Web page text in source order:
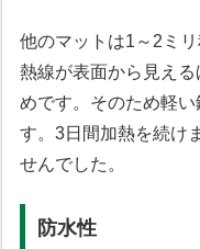
他のマットは1～2ミ
熱線が表面から見え
めです。そのため軽
す。3日間加熱を続け
せんでした。
防水性